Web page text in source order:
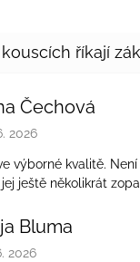
Čechová
obchodu je 5 z 5
2026
výborné kvalitě.
ještě několikrát
Bluma
obchodu je 5 z 5
2026